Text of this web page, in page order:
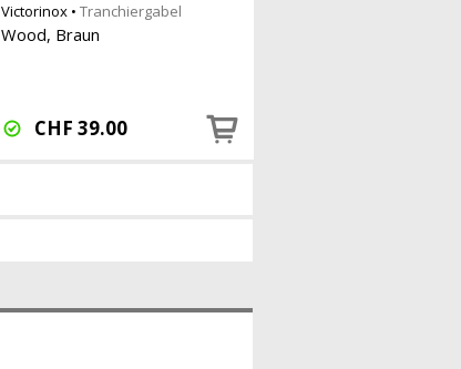
Victorinox •Tranchiergabel
Wood, Braun
CHF 39.00